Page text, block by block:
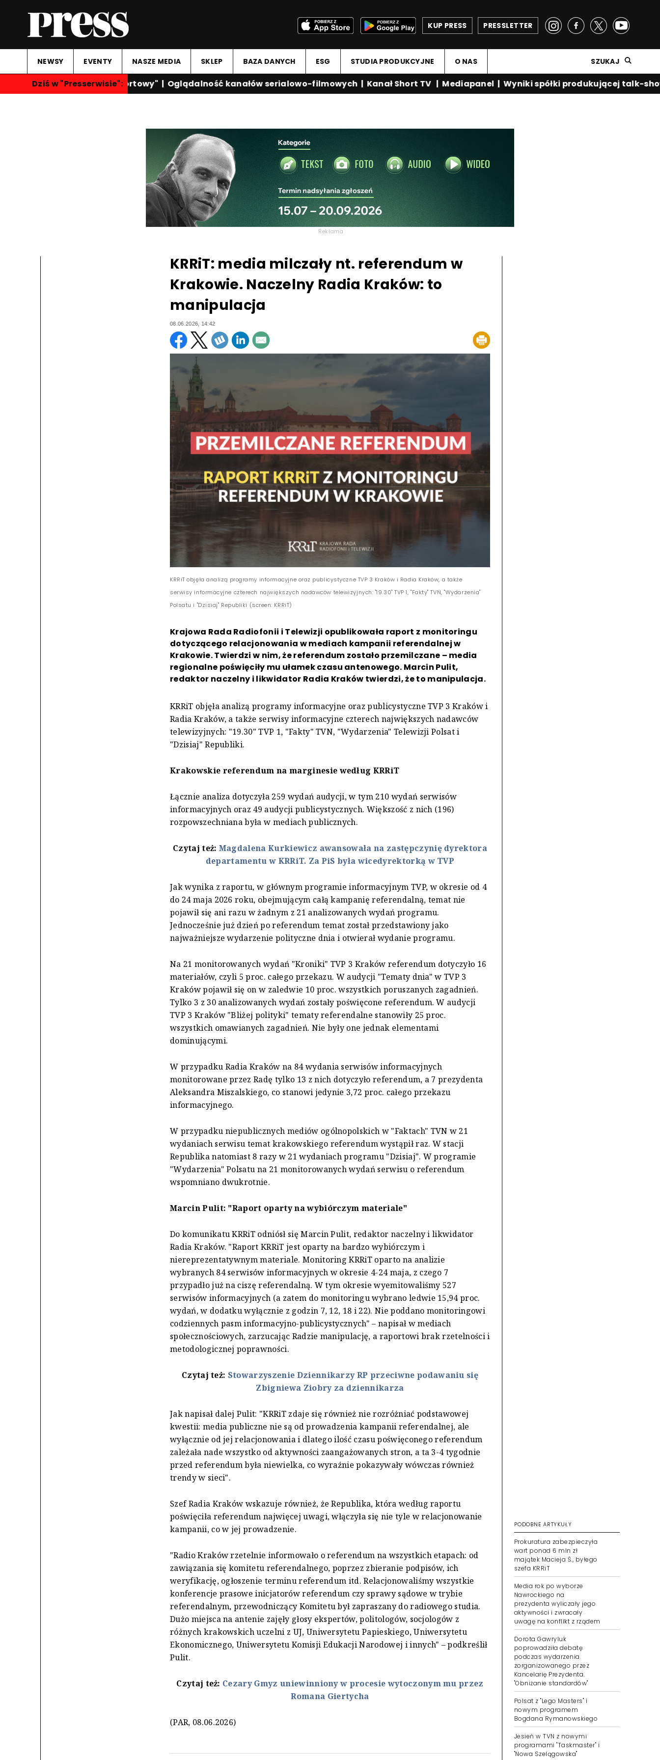
PRESSLETTER
KUP PRESS
NEWSY EVENTY NASZE MEDIA SKLEP BAZA DANYCH ESG STUDIA PRODUKCYJNE O NAS SZUKAJ
Dziś w "Presserwisie":
"Przegląd Sportowy"|Oglądalność kanałów serialowo-filmowych|Kanał Short TV |Mediapanel|Wyniki spółki produkującej talk-show
Reklama
KRRiT: media milczały nt. referendum w
Krakowie. Naczelny Radia Kraków: to
manipulacja
08.06.2026, 14:42
KRRiT objęła analizą programy informacyjne oraz publicystyczne TVP 3 Kraków i Radia Kraków, a także
serwisy informacyjne czterech największych nadawców telewizyjnych: "19.30" TVP 1, "Fakty" TVN, "Wydarzenia"
Polsatu i "Dzisiaj" Republiki (screen: KRRiT)
Krajowa Rada Radiofonii i Telewizji opublikowała raport z monitoringu
dotyczącego relacjonowania w mediach kampanii referendalnej w
Krakowie. Twierdzi w nim, że referendum zostało przemilczane – media
regionalne poświęciły mu ułamek czasu antenowego. Marcin Pulit,
redaktor naczelny i likwidator Radia Kraków twierdzi, że to manipulacja.
KRRiT objęła analizą programy informacyjne oraz publicystyczne TVP 3 Kraków i
Radia Kraków, a także serwisy informacyjne czterech największych nadawców
telewizyjnych: "19.30" TVP 1, "Fakty" TVN, "Wydarzenia" Telewizji Polsat i
"Dzisiaj" Republiki.
Krakowskie referendum na marginesie według KRRiT
Łącznie analiza dotyczyła 259 wydań audycji, w tym 210 wydań serwisów
informacyjnych oraz 49 audycji publicystycznych. Większość z nich (196)
rozpowszechniana była w mediach publicznych.
Czytaj też: Magdalena Kurkiewicz awansowała na zastępczynię dyrektora
departamentu w KRRiT. Za PiS była wicedyrektorką w TVP
Jak wynika z raportu, w głównym programie informacyjnym TVP, w okresie od 4
do 24 maja 2026 roku, obejmującym całą kampanię referendalną, temat nie
pojawił się ani razu w żadnym z 21 analizowanych wydań programu.
Jednocześnie już dzień po referendum temat został przedstawiony jako
najważniejsze wydarzenie polityczne dnia i otwierał wydanie programu.
Na 21 monitorowanych wydań "Kroniki" TVP 3 Kraków referendum dotyczyło 16
materiałów, czyli 5 proc. całego przekazu. W audycji "Tematy dnia" w TVP 3
Kraków pojawił się on w zaledwie 10 proc. wszystkich poruszanych zagadnień.
Tylko 3 z 30 analizowanych wydań zostały poświęcone referendum. W audycji
TVP 3 Kraków "Bliżej polityki" tematy referendalne stanowiły 25 proc.
wszystkich omawianych zagadnień. Nie były one jednak elementami
dominującymi.
W przypadku Radia Kraków na 84 wydania serwisów informacyjnych
monitorowane przez Radę tylko 13 z nich dotyczyło referendum, a 7 prezydenta
Aleksandra Miszalskiego, co stanowi jedynie 3,72 proc. całego przekazu
informacyjnego.
W przypadku niepublicznych mediów ogólnopolskich w "Faktach" TVN w 21
wydaniach serwisu temat krakowskiego referendum wystąpił raz. W stacji
Republika natomiast 8 razy w 21 wydaniach programu "Dzisiaj". W programie
"Wydarzenia" Polsatu na 21 monitorowanych wydań serwisu o referendum
wspomniano dwukrotnie.
Marcin Pulit: "Raport oparty na wybiórczym materiale"
Do komunikatu KRRiT odniósł się Marcin Pulit, redaktor naczelny i likwidator
Radia Kraków. "Raport KRRiT jest oparty na bardzo wybiórczym i
niereprezentatywnym materiale. Monitoring KRRiT oparto na analizie
wybranych 84 serwisów informacyjnych w okresie 4-24 maja, z czego 7
przypadło już na ciszę referendalną. W tym okresie wyemitowaliśmy 527
serwisów informacyjnych (a zatem do monitoringu wybrano ledwie 15,94 proc.
wydań, w dodatku wyłącznie z godzin 7, 12, 18 i 22). Nie poddano monitoringowi
codziennych pasm informacyjno-publicystycznych" – napisał w mediach
społecznościowych, zarzucając Radzie manipulację, a raportowi brak rzetelności i
metodologicznej poprawności.
Czytaj też: Stowarzyszenie Dziennikarzy RP przeciwne podawaniu się
Zbigniewa Ziobry za dziennikarza
Jak napisał dalej Pulit: "KRRiT zdaje się również nie rozróżniać podstawowej
kwestii: media publiczne nie są od prowadzenia kampanii referendalnej, ale
wyłącznie od jej relacjonowania i dlatego ilość czasu poświęconego referendum
zależała nade wszystko od aktywności zaangażowanych stron, a ta 3-4 tygodnie
przed referendum była niewielka, co wyraźnie pokazywały wówczas również
trendy w sieci".
Szef Radia Kraków wskazuje również, że Republika, która według raportu
poświęciła referendum najwięcej uwagi, włączyła się nie tyle w relacjonowanie
kampanii, co w jej prowadzenie.
"Radio Kraków rzetelnie informowało o referendum na wszystkich etapach: od
zawiązania się komitetu referendalnego, poprzez zbieranie podpisów, ich
weryfikację, ogłoszenie terminu referendum itd. Relacjonowaliśmy wszystkie
konferencje prasowe inicjatorów referendum czy sprawy sądowe w trybie
referendalnym, przewodniczący Komitetu był zapraszany do radiowego studia.
Dużo miejsca na antenie zajęły głosy ekspertów, politologów, socjologów z
różnych krakowskich uczelni z UJ, Uniwersytetu Papieskiego, Uniwersytetu
Ekonomicznego, Uniwersytetu Komisji Edukacji Narodowej i innych" – podkreślił
Pulit.
Czytaj też: Cezary Gmyz uniewinniony w procesie wytoczonym mu przez
Romana Giertycha
(PAR, 08.06.2026)
PODOBNE ARTYKUŁY
Prokuratura zabezpieczyła
wart ponad 6 mln zł
majątek Macieja Ś., byłego
szefa KRRiT
Media rok po wyborze
Nawrockiego na
prezydenta wyliczały jego
aktywności i zwracały
uwagę na konflikt z rządem
Dorota Gawryluk
poprowadziła debatę
podczas wydarzenia
zorganizowanego przez
Kancelarię Prezydenta.
"Obniżanie standardów"
Polsat z "Lego Masters" i
nowym programem
Bogdana Rymanowskiego
Jesień w TVN z nowymi
programami "Taskmaster" i
"Nowa Szelągowska"